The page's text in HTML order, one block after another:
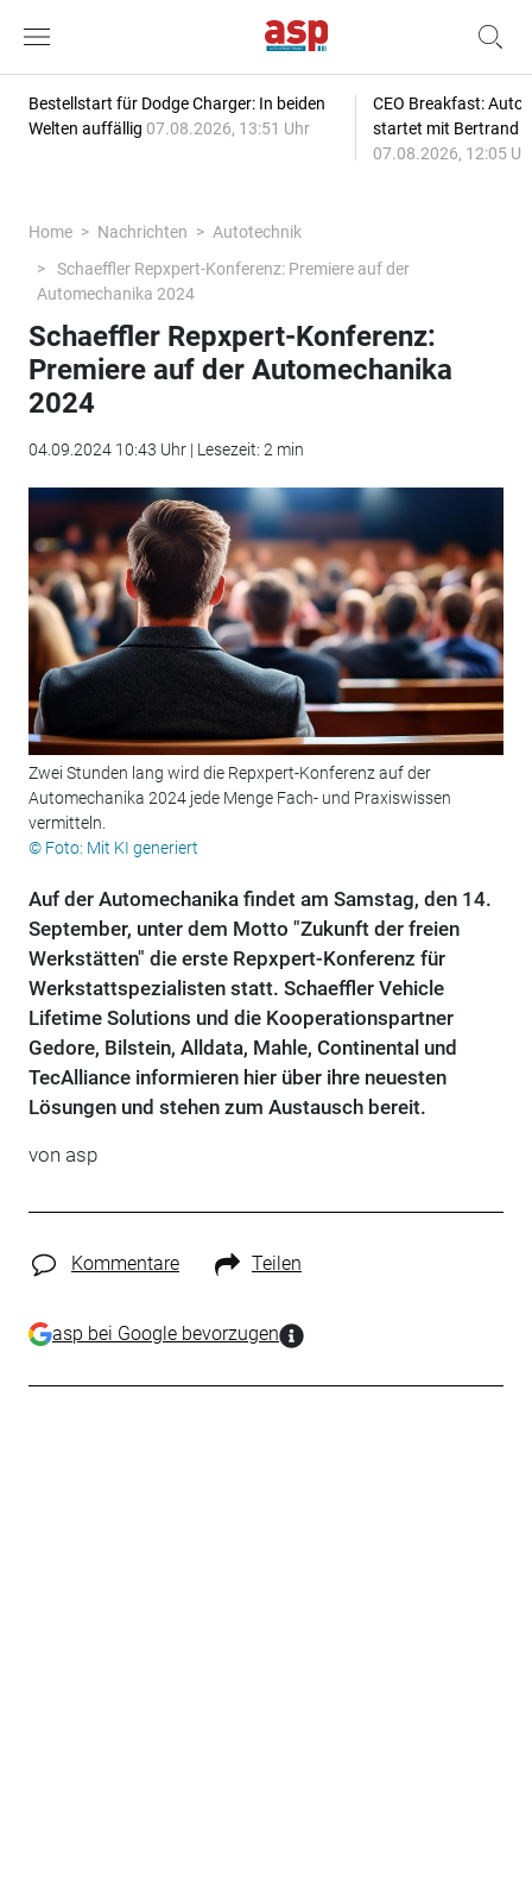
Bestellstart für Dodge Charger: In beiden
Welten auffällig 07.08.2026, 13:51 Uhr
CEO Breakfast:
startet mit Bertrand
07.08.2026, 12:05
Home Nachrichten
Autotechnik
Schaeffler Repxpert-Konferenz: Premiere auf der
Automechanika 2024
Schaeffler Repxpert-Konferenz:
Premiere auf der Automechanika
2024
04.09.2024 10:43 Uhr | Lesezeit: 2 min
Zwei Stunden lang wird die Repxpert-Konferenz auf der
Automechanika 2024 jede Menge Fach- und Praxiswissen
vermitteln.
© Foto: Mit KI generiert
Auf der Automechanika findet am Samstag, den 14.
September, unter dem Motto "Zukunft der freien
Werkstätten" die erste Repxpert-Konferenz für
Werkstattspezialisten statt. Schaeffler Vehicle
Lifetime Solutions und die Kooperationspartner
Gedore, Bilstein, Alldata, Mahle, Continental und
TecAlliance informieren hier über ihre neuesten
Lösungen und stehen zum Austausch bereit.
von asp
Kommentare Teilen
asp bei Google bevorzugen